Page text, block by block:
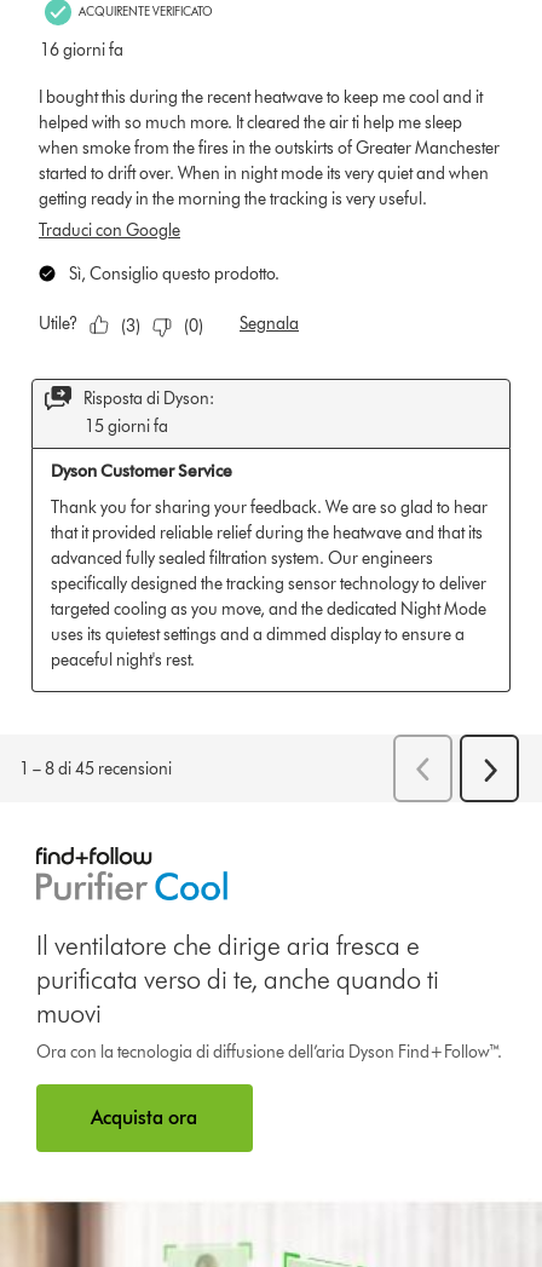
Il ventilatore che dirige aria fresca e
purificata verso di te, anche quando ti
muovi
Ora con la tecnologia di diffusione dell’aria Dyson Find+Follow™.
Acquista ora